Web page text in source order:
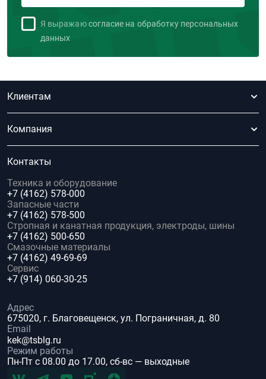
Я выражаю согласие на обработку персональных
данных
Клиентам
Компания
Контакты
Техника и оборудование
+7 (4162) 578-000
Запасные части
+7 (4162) 578-500
Стропная и канатная продукция, электроды, шины
+7 (4162) 500-650
Смазочные материалы
+7 (4162) 49-69-69
Сервис
+7 (914) 060-30-25
Адрес
675020, г. Благовещенск, ул. Пограничная, д. 80
Email
kek@tsblg.ru
Режим работы
Пн-Пт с 08.00 до 17.00, сб-вс — выходные